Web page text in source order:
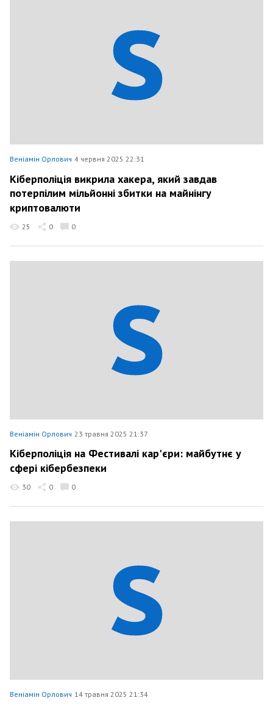
Веніамін Орлович 4 червня 2025 22:31
Кіберполіція викрила хакера, який завдав
потерпілим мільйонні збитки на майнінгу
криптовалюти
25 0 0
Веніамін Орлович 23 травня 2025 21:37
Кіберполіція на Фестивалі кар'єри: майбутнє у
сфері кібербезпеки
30 0 0
Веніамін Орлович 14 травня 2025 21:34